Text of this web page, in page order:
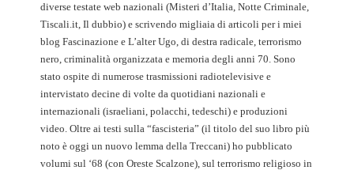
diverse testate web nazionali (Misteri d’Italia, Notte Criminale,
Tiscali.it, Il dubbio) e scrivendo migliaia di articoli per i miei
blog Fascinazione e L’alter Ugo, di destra radicale, terrorismo
nero, criminalità organizzata e memoria degli anni 70. Sono
stato ospite di numerose trasmissioni radiotelevisive e
intervistato decine di volte da quotidiani nazionali e
internazionali (israeliani, polacchi, tedeschi) e produzioni
video. Oltre ai testi sulla “fascisteria” (il titolo del suo libro più
noto è oggi un nuovo lemma della Treccani) ho pubblicato
volumi sul ‘68 (con Oreste Scalzone), sul terrorismo religioso in